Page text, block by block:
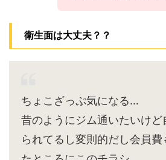
衛生面は大丈夫？？
ちょこざっぷ気になる…
昔のようにジム通いたいけど
られてるし変則的だし会員